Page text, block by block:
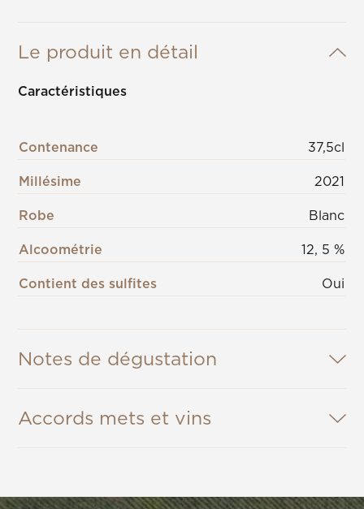
Le produit en détail
Caractéristiques
Contenance
37,5cl
Millésime
2021
Robe
Blanc
Alcoométrie
12, 5 %
Contient des sulfites
Oui
Notes de dégustation
Accords mets et vins